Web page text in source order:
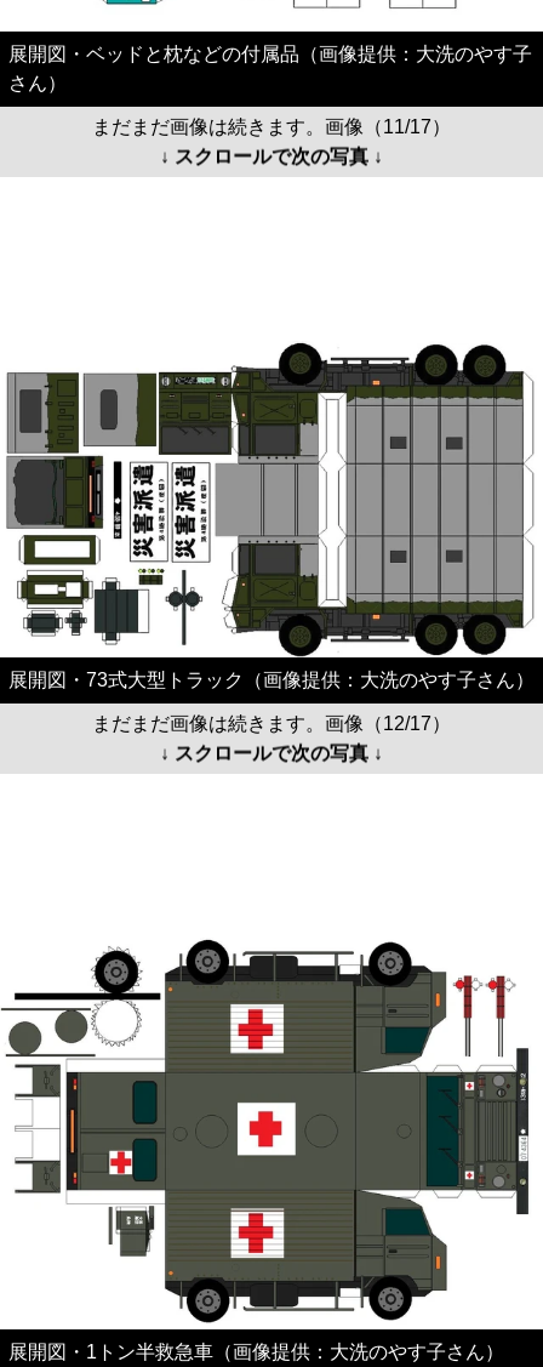
展開図・ベッドと枕などの付属品（画像提供：大洗のやす子
さん）
まだまだ画像は続きます。画像（11/17）
↓ スクロールで次の写真 ↓
展開図・73式大型トラック（画像提供：大洗のやす子さん）
まだまだ画像は続きます。画像（12/17）
↓ スクロールで次の写真 ↓
展開図・1トン半救急車（画像提供：大洗のやす子さん）